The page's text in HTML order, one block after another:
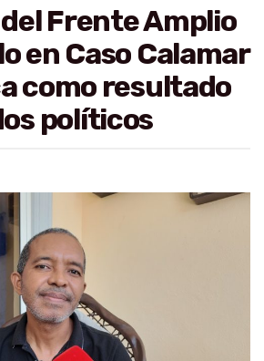
Frente Amplio
en Caso Calamar
como resultado
políticos